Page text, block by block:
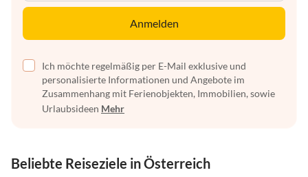
Anmelden
Ich möchte regelmäßig per E-Mail exklusive und
personalisierte Informationen und Angebote im
Zusammenhang mit Ferienobjekten, Immobilien, sowie
Urlaubsideen Mehr
Beliebte Reiseziele in Österreich